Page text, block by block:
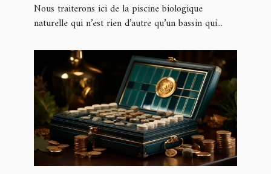
Nous traiterons ici de la piscine biologique
naturelle qui n’est rien d’autre qu’un bassin qui...